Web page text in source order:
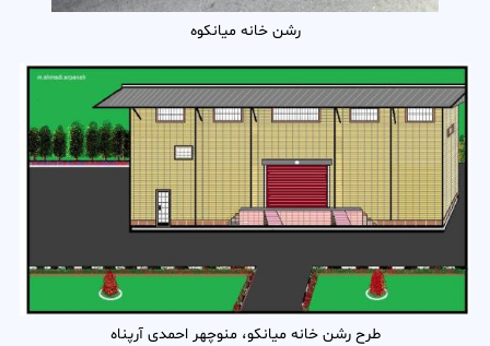
رشن خانه میانکوه
طرح رشن خانه میانکو، منوچهر احمدی آرپناه